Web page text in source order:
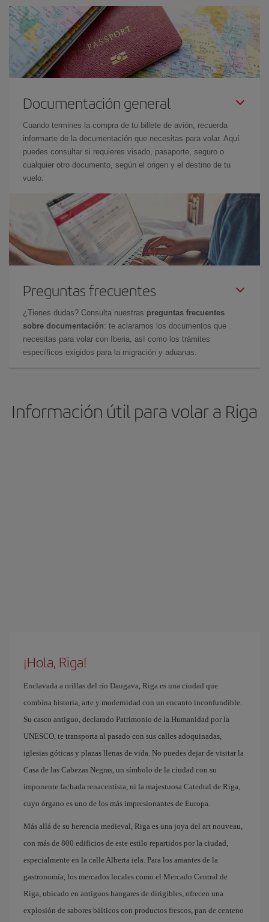
Documentación general
Cuando termines la compra de tu billete de avión, recuerda
informarte de la documentación que necesitas para volar. Aquí
puedes consultar si requieres visado, pasaporte, seguro o
cualquier otro documento, según el origen y el destino de tu
vuelo.
Preguntas frecuentes
¿Tienes dudas? Consulta nuestras preguntas frecuentes
sobre documentación: te aclaramos los documentos que
necesitas para volar con Iberia, así como los trámites
específicos exigidos para la migración y aduanas.
Información útil para volar a Riga
¡Hola, Riga!
Enclavada a orillas del río Daugava, Riga es una ciudad que
combina historia, arte y modernidad con un encanto inconfundible.
Su casco antiguo, declarado Patrimonio de la Humanidad por la
UNESCO, te transporta al pasado con sus calles adoquinadas,
iglesias góticas y plazas llenas de vida. No puedes dejar de visitar la
Casa de las Cabezas Negras, un símbolo de la ciudad con su
imponente fachada renacentista, ni la majestuosa Catedral de Riga,
cuyo órgano es uno de los más impresionantes de Europa.
Más allá de su herencia medieval, Riga es una joya del art nouveau,
con más de 800 edificios de este estilo repartidos por la ciudad,
especialmente en la calle Alberta iela. Para los amantes de la
gastronomía, los mercados locales como el Mercado Central de
Riga, ubicado en antiguos hangares de dirigibles, ofrecen una
explosión de sabores bálticos con productos frescos, pan de centeno